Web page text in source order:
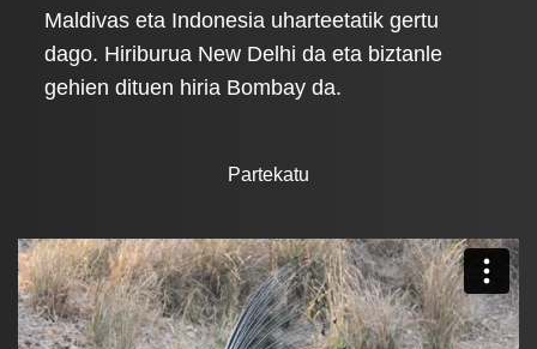
Maldivas eta Indonesia uharteetatik gertu
dago. Hiriburua New Delhi da eta biztanle
gehien dituen hiria Bombay da.
Partekatu